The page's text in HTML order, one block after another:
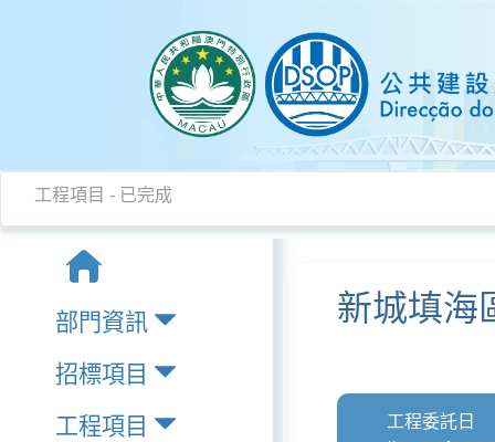
工程項目 - 已完成
部門資訊
招標項目
工程項目
新城填海
工程委託日